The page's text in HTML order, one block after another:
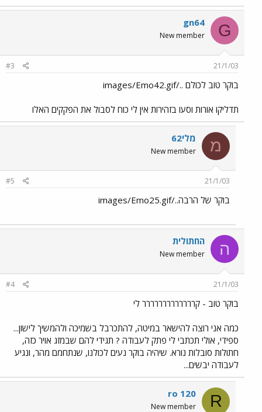
G
gn64
New member
21/1/03
#3
בוקר טוב לכולם ../images/Emo42.gif
תדליקו אורות וסעו בזהירות אין לי כוח לסבול את הפקקים האלו
מ מלי62
New member
21/1/03
#5
בוקר של הרבה../images/Emo25.gif
ה החתולית
New member
21/1/03
#4
בוקר טוב - קררררררררררררר לי
כמה אני רוצה להישאר במיטה, להתכרבל בשמיכה ולהמשיך לישון...
ספידי, אולי תכתבי לי פתק לעבודה ? תגידי להם שבמזג אויר כזה,
חתולות סובלות נורא. שיהיה בוקר נעים לכולנו, שנתחמם מהר, ונגיע
לעבודה יבשים...
R
ro 120
New member